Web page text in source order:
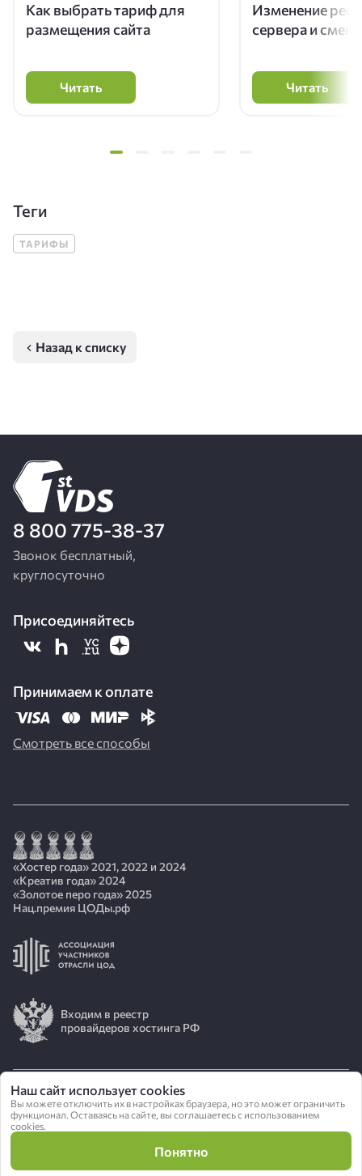
Как выбрать тариф для
размещения сайта
Читать
Изменение
сервера и
Читать
Теги
ТАРИФЫ
Назад к списку
8 800 775-38-37
Звонок бесплатный,
круглосуточно
Присоединяйтесь
Принимаем к оплате
Смотреть все способы
«Хостер года» 2021, 2022 и 2024
«Креатив года» 2024
«Золотое перо года» 2025
Нац.премия ЦОДы.рф
Входим в реестр
провайдеров хостинга РФ
© 2026 АО «ИОТ»
Политика конфиденциальности
Сделано в
Наш сайт использует cookies
Вы можете отключить их в настройках браузера, но это может ограничить
функционал. Оставаясь на сайте, вы соглашаетесь с использованием
cookies.
Понятно